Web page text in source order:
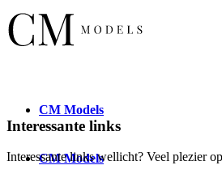
CM Models
CMModels
Interessante links
Interessante links wellicht? Veel plezier